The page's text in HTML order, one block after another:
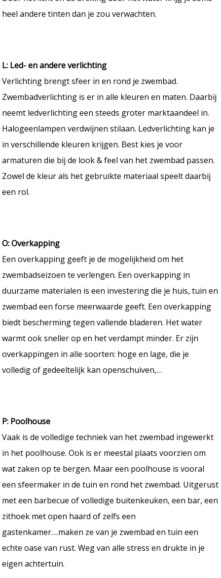
heel andere tinten dan je zou verwachten.
L: Led- en andere verlichting
Verlichting brengt sfeer in en rond je zwembad.
Zwembadverlichting is er in alle kleuren en maten. Daarbij
neemt ledverlichting een steeds groter marktaandeel in.
Halogeenlampen verdwijnen stilaan. Ledverlichting kan je
in verschillende kleuren krijgen. Best kies je voor
armaturen die bij de look & feel van het zwembad passen.
Zowel de kleur als het gebruikte materiaal speelt daarbij
een rol.
O: Overkapping
Een overkapping geeft je de mogelijkheid om het
zwembadseizoen te verlengen. Een overkapping in
duurzame materialen is een investering die je huis, tuin en
zwembad een forse meerwaarde geeft. Een overkapping
biedt bescherming tegen vallende bladeren. Het water
warmt ook sneller op en het verdampt minder. Er zijn
overkappingen in alle soorten: hoge en lage, die je
volledig of gedeeltelijk kan openschuiven,…
P: Poolhouse
Vaak is de volledige techniek van het zwembad ingewerkt
in het poolhouse. Ook is er meestal plaats voorzien om
wat zaken op te bergen. Maar een poolhouse is vooral
een sfeermaker in de tuin en rond het zwembad. Uitgerust
met een barbecue of volledige buitenkeuken, een bar, een
zithoek met open haard of zelfs een
gastenkamer….maken ze van je zwembad en tuin een
echte oase van rust. Weg van alle stress en drukte in je
eigen achtertuin.